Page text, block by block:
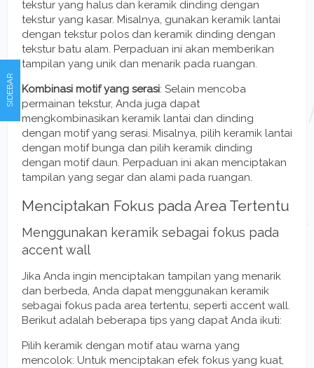
tekstur yang halus dan keramik dinding dengan
tekstur yang kasar. Misalnya, gunakan keramik lantai
dengan tekstur polos dan keramik dinding dengan
tekstur batu alam. Perpaduan ini akan memberikan
tampilan yang unik dan menarik pada ruangan.
Kombinasi motif yang serasi: Selain mencoba
permainan tekstur, Anda juga dapat
mengkombinasikan keramik lantai dan dinding
dengan motif yang serasi. Misalnya, pilih keramik lantai
dengan motif bunga dan pilih keramik dinding
dengan motif daun. Perpaduan ini akan menciptakan
tampilan yang segar dan alami pada ruangan.
Menciptakan Fokus pada Area Tertentu
Menggunakan keramik sebagai fokus pada
accent wall
Jika Anda ingin menciptakan tampilan yang menarik
dan berbeda, Anda dapat menggunakan keramik
sebagai fokus pada area tertentu, seperti accent wall.
Berikut adalah beberapa tips yang dapat Anda ikuti:
Pilih keramik dengan motif atau warna yang
mencolok: Untuk menciptakan efek fokus yang kuat,
SIDEBAR